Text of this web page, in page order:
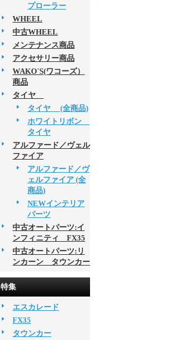
プローラー
WHEEL
中古WHEEL
メンテナンス商品
アクセサリー商品
WAKO`S(ワコーズ）
商品
タイヤ
タイヤ (全商品)
ホワイトリボン
タイヤ
アルファード／ヴェル
ファイア
アルファード／ヴ
ェルファイア (全
商品)
NEWインテリア
パーツ
中古オートパーツ:イ
ンフィニティ FX35
中古オートパーツ:リ
ンカーン タウンカー
特集
エスカレード
FX35
タウンカー